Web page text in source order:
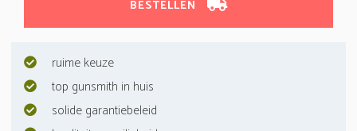
BESTELLEN
ruime keuze
top gunsmith in huis
solide garantiebeleid